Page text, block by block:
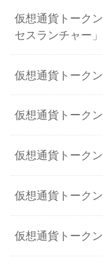
仮想通貨トーク
セスランチャー」
仮想通貨トーク
仮想通貨トーク
仮想通貨トーク
仮想通貨トーク
仮想通貨トーク